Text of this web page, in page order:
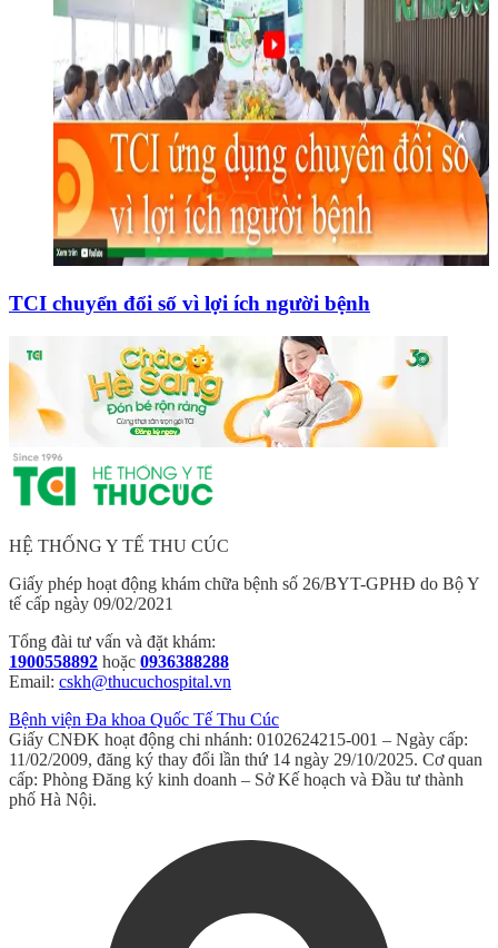
TCI chuyển đổi số vì lợi ích người bệnh
HỆ THỐNG Y TẾ THU CÚC
Giấy phép hoạt động khám chữa bệnh số 26/BYT-GPHĐ do Bộ Y
tế cấp ngày 09/02/2021
Tổng đài tư vấn và đặt khám:
1900558892 hoặc 0936388288
Email: cskh@thucuchospital.vn
Bệnh viện Đa khoa Quốc Tế Thu Cúc
Giấy CNĐK hoạt động chi nhánh: 0102624215-001 – Ngày cấp:
11/02/2009, đăng ký thay đổi lần thứ 14 ngày 29/10/2025. Cơ quan
cấp: Phòng Đăng ký kinh doanh – Sở Kế hoạch và Đầu tư thành
phố Hà Nội.